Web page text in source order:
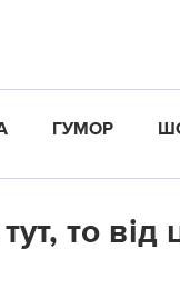
ГУМОР
то від